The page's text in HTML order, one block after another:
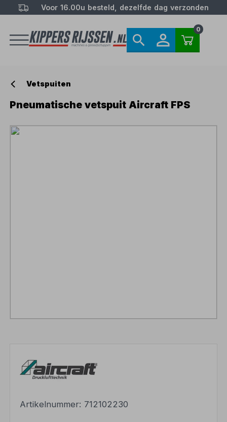
Voor 16.00u besteld, dezelfde dag verzonden
0
Vetspuiten
Pneumatische vetspuit Aircraft FPS
Artikelnummer: 712102230